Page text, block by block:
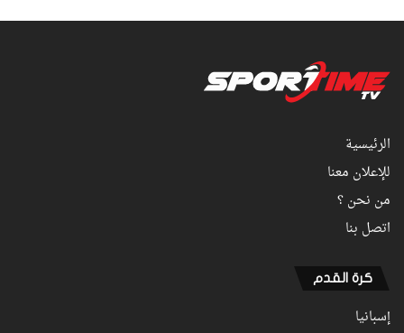
الرئيسية
للإعلان معنا
من نحن ؟
اتصل بنا
كرة القدم
إسبانيا